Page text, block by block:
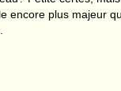
encore plus majeur